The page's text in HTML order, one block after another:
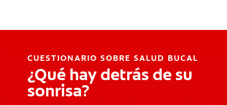
CUESTIONARIO SOBRE SALUD BUCAL
¿Qué hay detrás de su
sonrisa?